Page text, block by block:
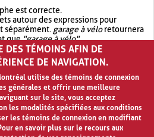
est correcte.
autour des expressions pour
séparément. garage à véloretournera
que"garage à vélo".
recherche avec OR.garage OR vélo
de résultat quegarage à vélo
DES TÉMOINS AFIN DE
DE NAVIGATION.
utilise des témoins de connexion
générales et offrir une meilleure
sur le site, vous acceptez
les modalités spécifiées aux conditions
les témoins de connexion en modifiant
en savoir plus sur le recours aux